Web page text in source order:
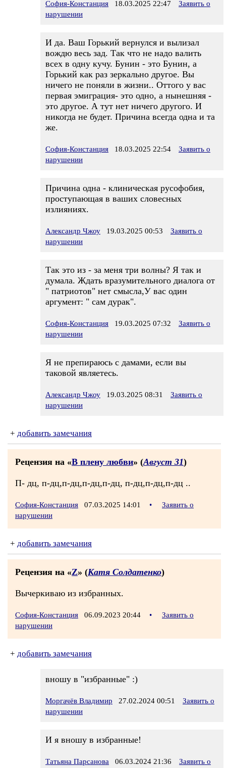
София-Констанция 18.03.2025 22:47
Заявить о
нарушении
И да. Ваш Горький вернулся и вылизал
вождю весь зад. Так что не надо валить
всех в одну кучу. Бунин - это Бунин, а
Горький как раз зеркально другое. Вы
ничего не поняли в жизни.. Оттого у вас
первая эмиграция- это одно, а нынешняя -
это другое. А тут нет ничего другого. И
никогда не будет. Причина всегда одна и та
же.
София-Констанция 18.03.2025 22:54
Заявить о
нарушении
Причина одна - клиническая русофобия,
проступающая в ваших словесных
излияниях.
Александр Чжоу 19.03.2025 00:53
Заявить о
нарушении
Так это из - за меня три волны? Я так и
думала. Ждать вразумительного диалога от
" патриотов" нет смысла,У вас один
аргумент: " сам дурак".
София-Констанция 19.03.2025 07:32
Заявить о
нарушении
Я не препираюсь с дамами, если вы
таковой являетесь.
Александр Чжоу 19.03.2025 08:31
Заявить о
нарушении
+ добавить замечания
Рецензия на «В плену любви» (Август 31)
П- дц, п-дц,п-дц,п-дц,п-дц, п-дц,п-дц,п-дц ..
София-Констанция 07.03.2025 14:01 •
Заявить о
нарушении
+ добавить замечания
Рецензия на «Z» (Катя Солдатенко)
Вычеркиваю из избранных.
София-Констанция 06.09.2023 20:44 •
Заявить о
нарушении
+ добавить замечания
вношу в "избранные" :)
Моргачёв Владимир 27.02.2024 00:51
Заявить о
нарушении
И я вношу в избранные!
Татьяна Парсанова 06.03.2024 21:36
Заявить о